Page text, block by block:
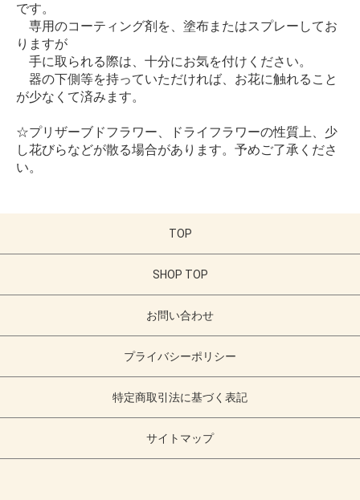
です。
専用のコーティング剤を、塗布またはスプレーしてお
りますが
手に取られる際は、十分にお気を付けください。
器の下側等を持っていただければ、お花に触れること
が少なくて済みます。
☆プリザーブドフラワー、ドライフラワーの性質上、少
し花びらなどが散る場合があります。予めご了承くださ
い。
TOP
SHOP TOP
お問い合わせ
プライバシーポリシー
特定商取引法に基づく表記
サイトマップ